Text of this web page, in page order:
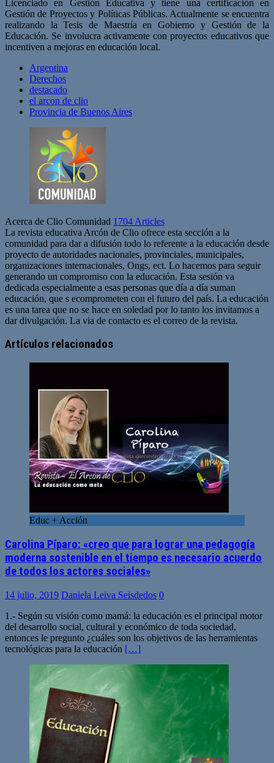
Licenciado en Gestión Educativa y tiene una certificación en
Gestión de Proyectos y Políticas Públicas. Actualmente se encuentra
realizando la Tesis de Maestría en Gobierno y Gestión de la
Educación. Se involucra activamente con proyectos educativos que
incentiven a mejoras en educación local.
Argentina
Derechos
destacado
el arcon de clio
Provincia de Buenos Aires
Acerca de Clio Comunidad 1704 Articles
La revista educativa Arcón de Clio ofrece esta sección a la
comunidad para dar a difusión todo lo referente a la educación desde
proyecto de autoridades nacionales, provinciales, municipales,
organizaciones internacionales, Ongs, ect. Lo hacemos para seguir
generando un compromiso con la educación. Esta sesión va
dedicada especialmente a esas personas que día a día suman
educación, que s ecomprometen con el futuro del país. La educación
es una tarea que no se hace en soledad por lo tanto los invitamos a
dar divulgación. La via de contacto es el correo de la revista.
web
Artículos relacionados
Educ + Acción
Carolina Píparo: «creo que para lograr una pedagogía
moderna sostenible en el tiempo es necesario acuerdo
de todos los actores sociales»
14 julio, 2019 Daniela Leiva Seisdedos 0
1.- Según su visión como mamá: la educación es el principal motor
del desarrollo social, cultural y económico de toda sociedad,
entonces le pregunto ¿cuáles son los objetivos de las herramientas
tecnológicas para la educación […]